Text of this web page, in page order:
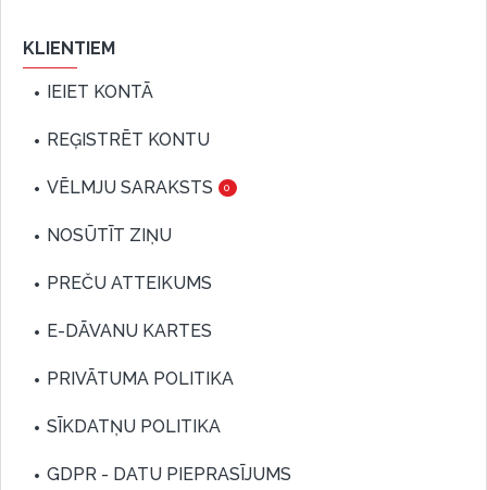
KLIENTIEM
IEIET KONTĀ
REĢISTRĒT KONTU
VĒLMJU SARAKSTS 0
NOSŪTĪT ZIŅU
PREČU ATTEIKUMS
E-DĀVANU KARTES
PRIVĀTUMA POLITIKA
SĪKDATŅU POLITIKA
GDPR - DATU PIEPRASĪJUMS